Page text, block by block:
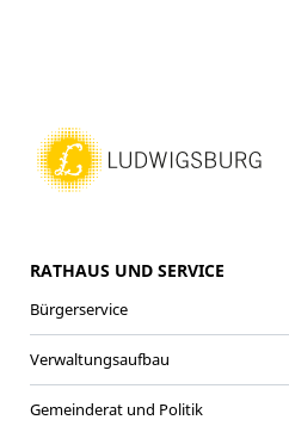
RATHAUS UND SERVICE
Bürgerservice
Verwaltungsaufbau
Gemeinderat und Politik